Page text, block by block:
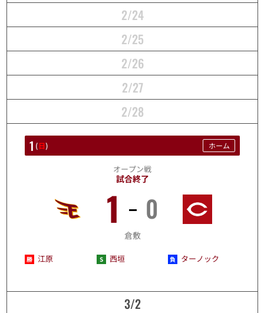
2/24
2/25
2/26
2/27
2/28
3/1
1 (日) ホーム
オープン戦
試合終了
1 0
倉敷
江原 西垣 ターノック
3/2